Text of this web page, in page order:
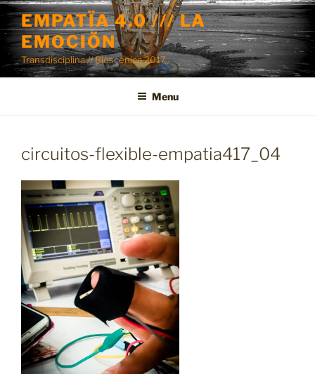
Skip
to
content
EMPATÏA 4.0 /// LA
EMOCIÖN
Transdisciplina // Bioscénica 2017
Menu
circuitos-flexible-empatia417_04